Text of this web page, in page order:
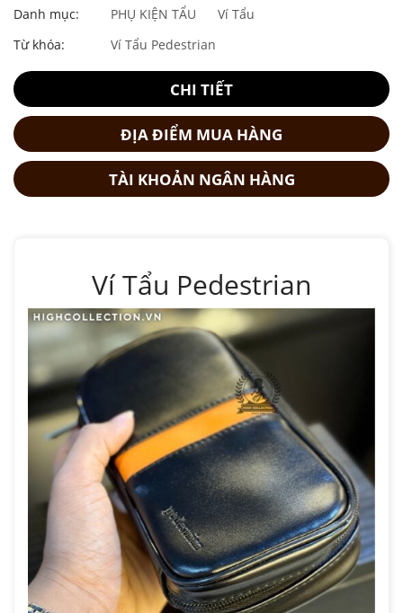
Danh mục: PHỤ KIỆN TẨU
Ví Tẩu
Từ khóa:
Ví Tẩu Pedestrian
CHI TIẾT
ĐỊA ĐIỂM MUA HÀNG
TÀI KHOẢN NGÂN HÀNG
Ví Tẩu Pedestrian